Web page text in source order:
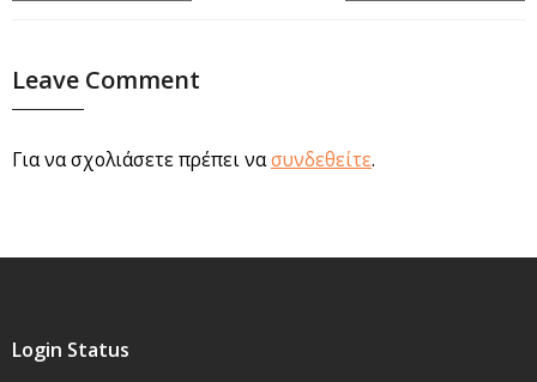
Leave Comment
Για να σχολιάσετε πρέπει νασυνδεθείτε.
Login Status